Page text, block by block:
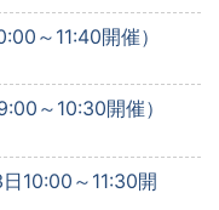
～11:40開催）
～10:30開催）
10:00～11:30開